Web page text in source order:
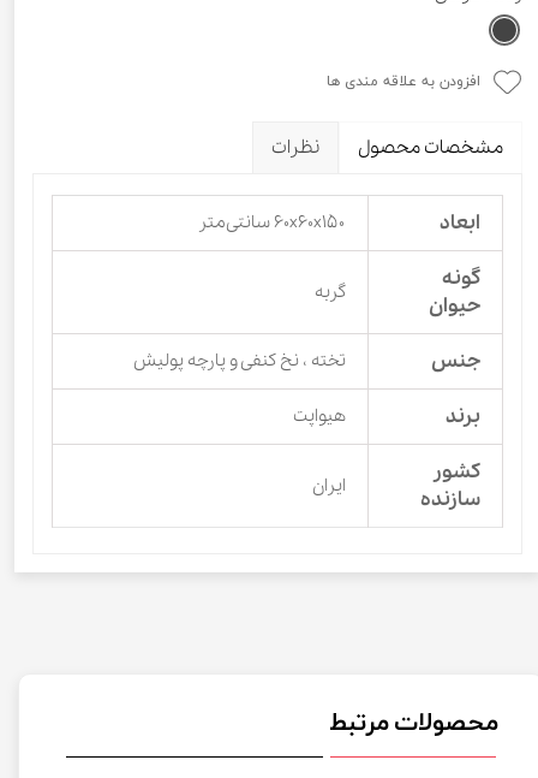
افزودن به علاقه مندی ها
مشخصات محصول نظرات
ابعاد ۶۰x۶۰x۱۵۰ سانتی‌متر
گونه
حیوان
گربه
جنس تخته ، نخ کنفی و پارچه پولیش
برند هیواپت
کشور
سازنده
ایران
محصولات مرتبط